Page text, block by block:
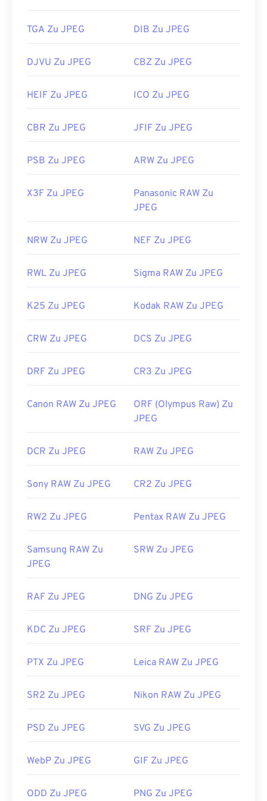
TGA Zu JPEG DIB Zu JPEG
DJVU Zu JPEG CBZ Zu JPEG
HEIF Zu JPEG ICO Zu JPEG
CBR Zu JPEG JFIF Zu JPEG
PSB Zu JPEG ARW Zu JPEG
X3F Zu JPEG
Panasonic RAW Zu
JPEG
NRW Zu JPEG NEF Zu JPEG
RWL Zu JPEG Sigma RAW Zu JPEG
K25 Zu JPEG Kodak RAW Zu JPEG
CRW Zu JPEG DCS Zu JPEG
DRF Zu JPEG CR3 Zu JPEG
Canon RAW Zu JPEG
ORF (Olympus Raw) Zu
JPEG
DCR Zu JPEG RAW Zu JPEG
Sony RAW Zu JPEG CR2 Zu JPEG
RW2 Zu JPEG Pentax RAW Zu JPEG
Samsung RAW Zu
JPEG
SRW Zu JPEG
RAF Zu JPEG DNG Zu JPEG
KDC Zu JPEG SRF Zu JPEG
PTX Zu JPEG Leica RAW Zu JPEG
SR2 Zu JPEG Nikon RAW Zu JPEG
PSD Zu JPEG SVG Zu JPEG
WebP Zu JPEG GIF Zu JPEG
ODD Zu JPEG PNG Zu JPEG